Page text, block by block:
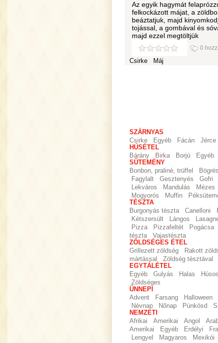
Az egyik hagymát
felkockázott májat, a
beáztatjuk, majd
tojással, a gombával és
majd ezzel megtöltjük
0
Csirke
Máj
SZÁRNYAS
Csirke
Egyéb Fácán
Jérce
HÚSÉTEL
Bárány
Birka Borjú
Egyéb
SÜTEMÉNY
Bonbon, praliné, trüffel
Fagylalt
Gesztenyés
Gofri
Lekváros
Mandulás
Mézes
Mogyorós
Muffin
TÉSZTA
Burgonyás tészta
Canelloni
Kétszersült
Lángos
Pizza
Pizzafeltét
Pogácsa
tészta
Vajastészta
ZÖLDSÉGES ÉTEL
Grillezett zöldség
Rakott
mártással
Zöldség tésztával
EGYTÁLÉTEL
Egyéb
Gulyás Halas
Zöldséges
ÜNNEPI
Advent
Farsang
Halloween
Névnap
Nőnap Pünkösd
NEMZETI
Afrikai
Amerikai Angol
Amerikai
Egyéb Erdélyi
Lengyel
Magyaros
Mexikói